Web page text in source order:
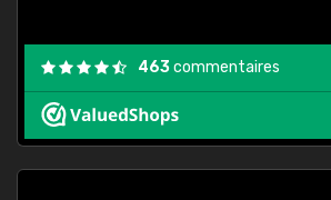
463commentaires